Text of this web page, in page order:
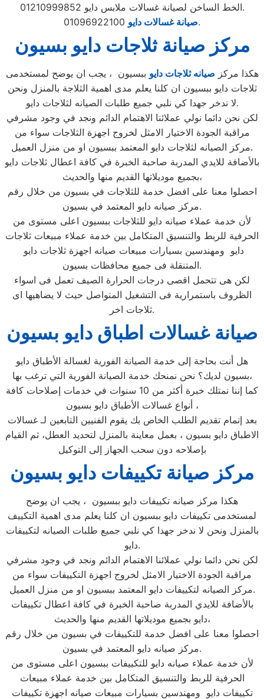
الخط الساخن لصيانة غسالات ملابس دايو 01210999852.
صيانة غسالات دايو01096922100.
مركز صيانة ثلاجات دايو بسيون
هكذا مركز صيانه ثلاجات دايو ببسيون ، يجب ان يوضح لمستخدمى
ثلاجات دايو ببسيون ان كلنا يعلم مدى اهمية الثلاجة بالمنزل ونحن
لا ندخر جهدا كي نلبي جميع طلبات الصيانه لثلاجات دايو.
لكن نحن دائما نولي عملائنا الاهتمام الدائم ونجد في وجود مشرفي
مراقبة الجودة الاختيار الامثل لخروج اجهزة الثلاجات سواء من
مركز الصيانه لثلاجات دايو المعتمد ببسيون او من منزل العميل.
بالأضافة للايدي المدربة صاحبة الخبرة في كافة اعطال ثلاجات دايو
بجميع موديلاتها القديم منها والحديث،
احصلوا معنا على افضل خدمة للثلاجات في بسيون من خلال رقم
مركز صيانه دايو المعتمد في بسيون.
لأن خدمة عملاء صيانه دايو للثلاجات ببسيون اعلى مستوى من
الحرفية للربط والتنسيق المتكامل بين خدمة عملاء مبيعات ثلاجات
دايو ومهندسين بسيارات مبيعات صيانه اجهزة ثلاجات دايو
المتنقلة فى جميع محافظات بسيون.
لكن هى تتحمل اقصى درجات الحرارة الصيف تعمل فى اسواء
الظروف باستمرارية فى التشغيل المتواصل حيث لا يضاهيها اى
ثلاجات اخر.
صيانة غسالات اطباق دايو بسيون
هل أنت بحاجة إلى خدمة الصيانة الفورية لغسالة الأطباق دايو
بسيون لديك؟ نحن نمنحك خدمة الصيانة الفورية التي ترغب بها،
كما إننا نمتلك خبرة أكثر من 10 سنوات في خدمات إصلاحات كافة
أنواع غسالات الأطباق دايو بسيون ،
بعد إتمام تقديم الطلب الخاص بك يقوم الفنيين التابعين لـ غسالات
الاطباق دايو بسيون ، بعمل معاينة بالمنزل لتحديد العطل، ثم القيام
بإصلاحه دون سحب الجهاز إلى التوكيل
مركز صيانة تكييفات دايو بسيون
هكذا مركز صيانه تكييفات دايو ببسيون ، يجب ان يوضح
لمستخدمى تكييفات دايو ببسيون ان كلنا يعلم مدى اهمية التكييف
بالمنزل ونحن لا ندخر جهدا كي نلبي جميع طلبات الصيانه لتكييفات
دايو.
لكن نحن دائما نولي عملائنا الاهتمام الدائم ونجد في وجود مشرفي
مراقبة الجودة الاختيار الامثل لخروج اجهزة التكييفات سواء من
مركز الصيانه لتكييفات دايو المعتمد ببسيون او من منزل العميل.
بالأضافة للايدي المدربة صاحبة الخبرة في كافة اعطال تكييفات
دايو بجميع موديلاتها القديم منها والحديث،
احصلوا معنا على افضل خدمة للتكييفات في بسيون من خلال رقم
مركز صيانه دايو المعتمد في بسيون.
لأن خدمة عملاء صيانه دايو للتكييفات ببسيون اعلى مستوى من
الحرفية للربط والتنسيق المتكامل بين خدمة عملاء مبيعات
تكييفات دايو ومهندسين بسيارات مبيعات صيانه اجهزة تكييفات